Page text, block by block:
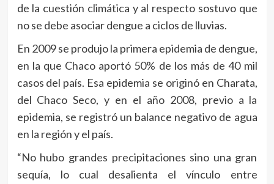
de la cuestión climática y al respecto sostuvo que
no se debe asociar dengue a ciclos de lluvias.
En 2009 se produjo la primera epidemia de dengue,
en la que Chaco aportó 50% de los más de 40 mil
casos del país. Esa epidemia se originó en Charata,
del Chaco Seco, y en el año 2008, previo a la
epidemia, se registró un balance negativo de agua
en la región y el país.
“No hubo grandes precipitaciones sino una gran
sequía, lo cual desalienta el vínculo entre